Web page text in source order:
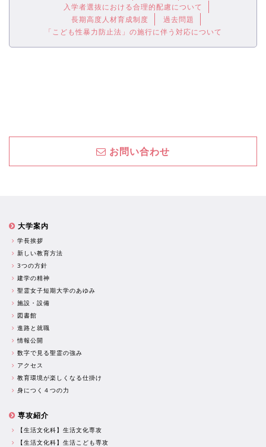
入学者選抜における合理的配慮について
長期高度人材育成制度
過去問題
「こども性暴力防止法」の施行に伴う対応について
お問い合わせ
大学案内
学長挨拶
新しい教育方法
3つの方針
建学の精神
聖霊女子短期大学のあゆみ
施設・設備
図書館
進路と就職
情報公開
数字で見る聖霊の強み
アクセス
教育環境が楽しくなる仕掛け
身につく４つの力
専攻紹介
【生活文化科】生活文化専攻
【生活文化科】生活こども専攻